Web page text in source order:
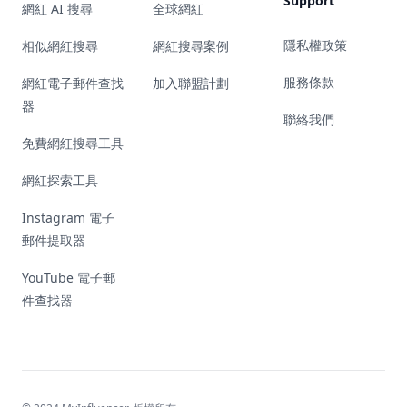
網紅 AI 搜尋
相似網紅搜尋
網紅電子郵件查找
器
免費網紅搜尋工具
網紅探索工具
Instagram 電子
郵件提取器
YouTube 電子郵
件查找器
全球網紅
網紅搜尋案例
加入聯盟計劃
隱私權政策
服務條款
聯絡我們